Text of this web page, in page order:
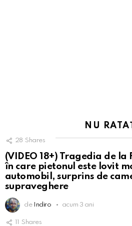
NU
28 Shares
(VIDEO 18+) Tragedia de la
în care pietonul este lovit
automobil, surprins de
supraveghere
de Indiro acum 3 ani
11 Shares